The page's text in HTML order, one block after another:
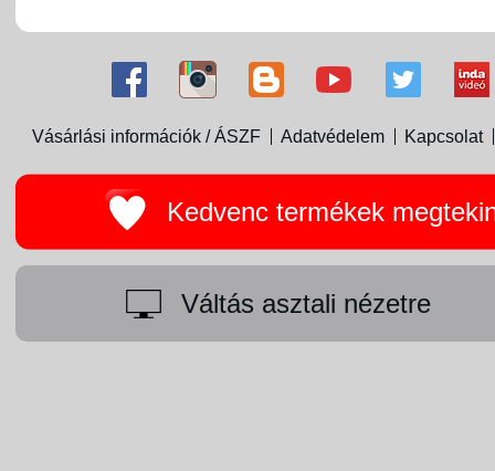
Vásárlási információk / ÁSZF Adatvédelem Kapcsolat
Kedvenc termékek
Váltás asztali nézetre